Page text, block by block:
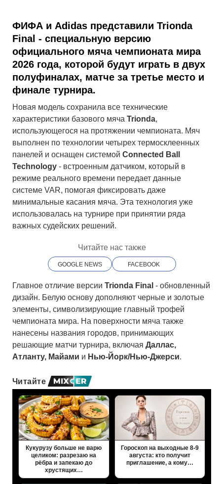
ФИФА и Adidas представили Trionda
Final - специальную версию
официального мяча чемпионата мира
2026 года, которой будут играть в двух
полуфиналах, матче за третье место и
финале турнира.
Новая модель сохранила все технические
характеристики базового мяча Trionda,
использующегося на протяжении чемпионата. Мяч
выполнен по технологии четырех термосклеенных
панелей и оснащен системой Connected Ball
Technology - встроенным датчиком, который в
режиме реального времени передает данные
системе VAR, помогая фиксировать даже
минимальные касания мяча. Эта технология уже
использовалась на турнире при принятии ряда
важных судейских решений.
Читайте нас также
GOOGLE NEWS FACEBOOK
Главное отличие версии Trionda Final - обновленный
дизайн. Белую основу дополняют черные и золотые
элементы, символизирующие главный трофей
чемпионата мира. На поверхности мяча также
нанесены названия городов, принимающих
решающие матчи турнира, включая Даллас,
Атланту, Майами и Нью-Йорк/Нью-Джерси.
Читайте
Кукурузу больше не варю
целиком: разрезаю на
рёбра и запекаю до
хрустящих…
Гороскоп на выходные 8-9
августа: кто получит
приглашение, а кому…